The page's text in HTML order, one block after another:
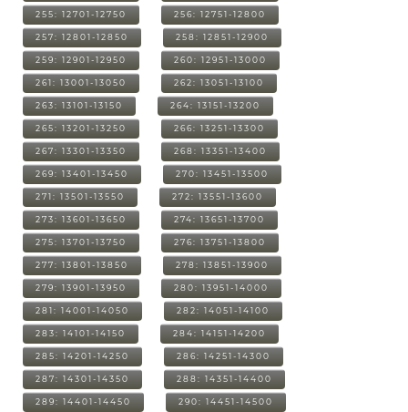
255: 12701-12750 256: 12751-12800
257: 12801-12850 258: 12851-12900
259: 12901-12950 260: 12951-13000
261: 13001-13050 262: 13051-13100
263: 13101-13150 264: 13151-13200
265: 13201-13250 266: 13251-13300
267: 13301-13350 268: 13351-13400
269: 13401-13450 270: 13451-13500
271: 13501-13550 272: 13551-13600
273: 13601-13650 274: 13651-13700
275: 13701-13750 276: 13751-13800
277: 13801-13850 278: 13851-13900
279: 13901-13950 280: 13951-14000
281: 14001-14050 282: 14051-14100
283: 14101-14150 284: 14151-14200
285: 14201-14250 286: 14251-14300
287: 14301-14350 288: 14351-14400
289: 14401-14450 290: 14451-14500